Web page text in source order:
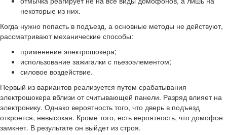
некоторые из них.
Когда нужно попасть в подъезд, а основные методы не действуют,
рассматривают механические способы:
применение электрошокера;
использование зажигалки с пьезоэлементом;
силовое воздействие.
Первый из вариантов реализуется путем срабатывания
электрошокера вблизи от считывающей панели. Разряд влияет на
электронику. Однако вероятность того, что дверь в подъезд
откроется, невысокая. Кроме того, есть вероятность, что домофон
замкнет. В результате он выйдет из строя.